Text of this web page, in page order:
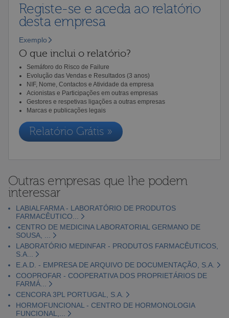
Registe-se e aceda ao relatório
desta empresa
Exemplo
O que inclui o relatório?
Semáforo do Risco de Failure
Evolução das Vendas e Resultados (3 anos)
NIF, Nome, Contactos e Atividade da empresa
Acionistas e Participações em outras empresas
Gestores e respetivas ligações a outras empresas
Marcas e publicações legais
Relatório Grátis »
Outras empresas que lhe podem
interessar
LABIALFARMA - LABORATÓRIO DE PRODUTOS
FARMACÊUTICO...
CENTRO DE MEDICINA LABORATORIAL GERMANO DE
SOUSA, ...
LABORATÓRIO MEDINFAR - PRODUTOS FARMACÊUTICOS,
S.A...
E.A.D. - EMPRESA DE ARQUIVO DE DOCUMENTAÇÃO, S.A.
COOPROFAR - COOPERATIVA DOS PROPRIETÁRIOS DE
FARMÁ...
CENCORA 3PL PORTUGAL, S.A.
HORMOFUNCIONAL - CENTRO DE HORMONOLOGIA
FUNCIONAL,...